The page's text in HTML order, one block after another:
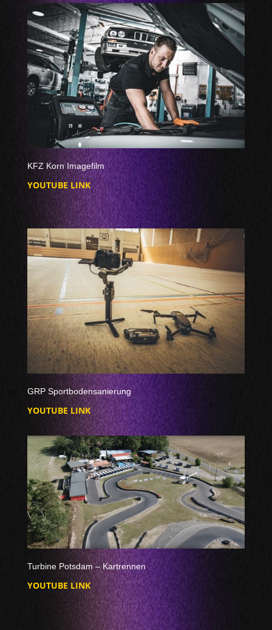
KFZ Korn Imagefilm
YOUTUBE LINK
GRP Sportbodensanierung
YOUTUBE LINK
Turbine Potsdam – Kartrennen
YOUTUBE LINK